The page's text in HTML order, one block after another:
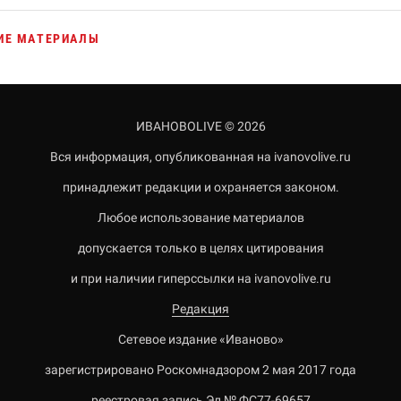
МАТЕРИАЛЫ
ИВАНОВОLIVE © 2026
Вся информация, опубликованная на ivanovolive.ru
принадлежит редакции и охраняется законом.
Любое использование материалов
допускается только в целях цитирования
и при наличии гиперссылки на ivanovolive.ru
Редакция
Сетевое издание «Иваново»
зарегистрировано Роскомнадзором 2 мая 2017 года